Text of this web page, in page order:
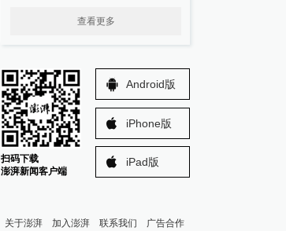
查看更多
扫码下载
澎湃新闻客户端
Android版
iPhone版
iPad版
关于澎湃 加入澎湃 联系我们 广告合作